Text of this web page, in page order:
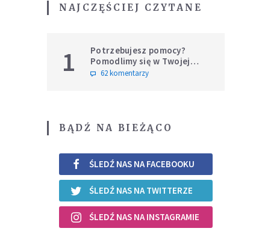
NAJCZĘŚCIEJ CZYTANE
1
Potrzebujesz pomocy?
Pomodlimy się w Twojej
intencji
62 komentarzy
BĄDŹ NA BIEŻĄCO
ŚLEDŹ NAS NA FACEBOOKU
ŚLEDŹ NAS NA TWITTERZE
ŚLEDŹ NAS NA INSTAGRAMIE